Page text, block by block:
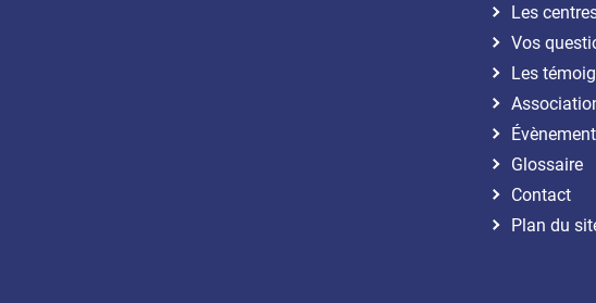
Les
Vos
Les
Glossaire
Contact
Plan du